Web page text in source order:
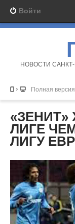
Войти
НОВОСТИ
Полная
ЛИГЕ
ЛИГУ